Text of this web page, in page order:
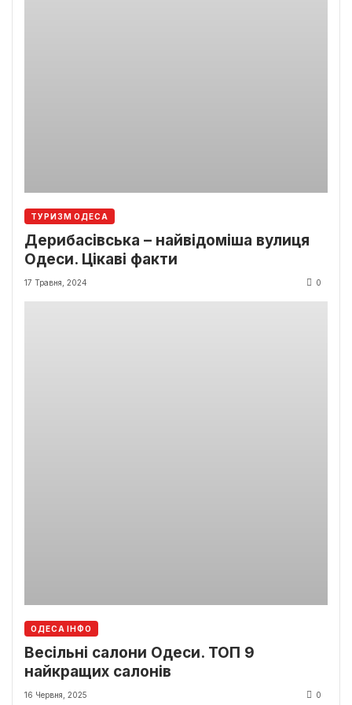
ТУРИЗМ ОДЕСА
Дерибасівська – найвідоміша вулиця
Одеси. Цікаві факти
17 Травня, 2024 0
ОДЕСА ІНФО
Весільні салони Одеси. ТОП 9
найкращих салонів
16 Червня, 2025 0